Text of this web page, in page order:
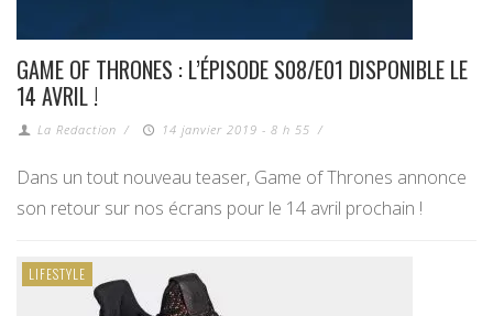
GAME OF THRONES : L’ÉPISODE S08/E01 DISPONIBLE LE
14 AVRIL !
La Redaction / 14 janvier 2019 - 8 h 55 /
Dans un tout nouveau teaser, Game of Thrones annonce
son retour sur nos écrans pour le 14 avril prochain !
LIFESTYLE